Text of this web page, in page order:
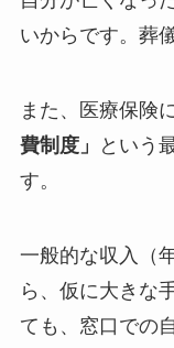
いからです。葬
また、医療保険
費制度」
という
す。
一般的な収入（
ら、仮に大きな
ても、窓口での